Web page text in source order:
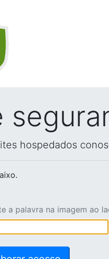
hospedados
a palavra na imagem ao